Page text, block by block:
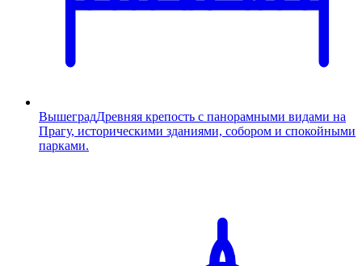
ВышеградДревняя крепость с панорамными видами на
Прагу, историческими зданиями, собором и спокойными
парками.